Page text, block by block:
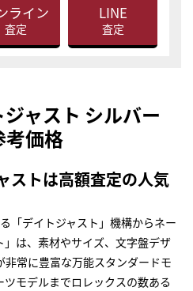
ライン
査定
LINE
査定
ャスト シルバー
考価格
ストは高額査定の人気
「デイトジャスト」機構からネー
は、素材やサイズ、文字盤デザ
常に豊富な万能スタンダードモ
モデルまでロレックスの数ある